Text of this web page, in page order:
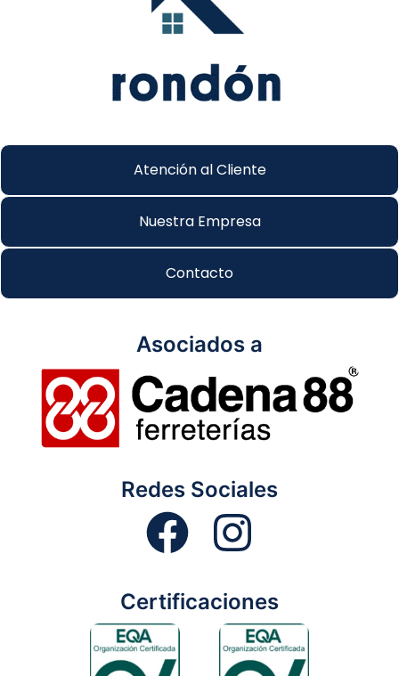
Atención al Cliente
Nuestra Empresa
Contacto
Asociados a
Redes Sociales
Certificaciones